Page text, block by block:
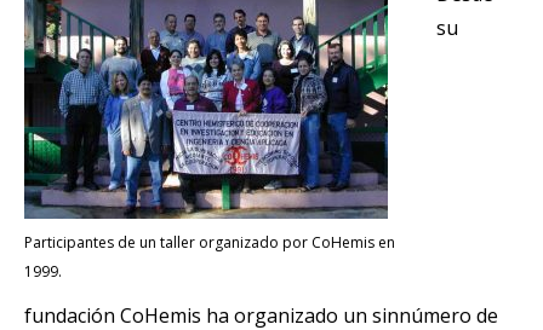
Participantes de un taller organizado por CoHemis en
1999.
su
fundación CoHemis ha organizado un sinnúmero de